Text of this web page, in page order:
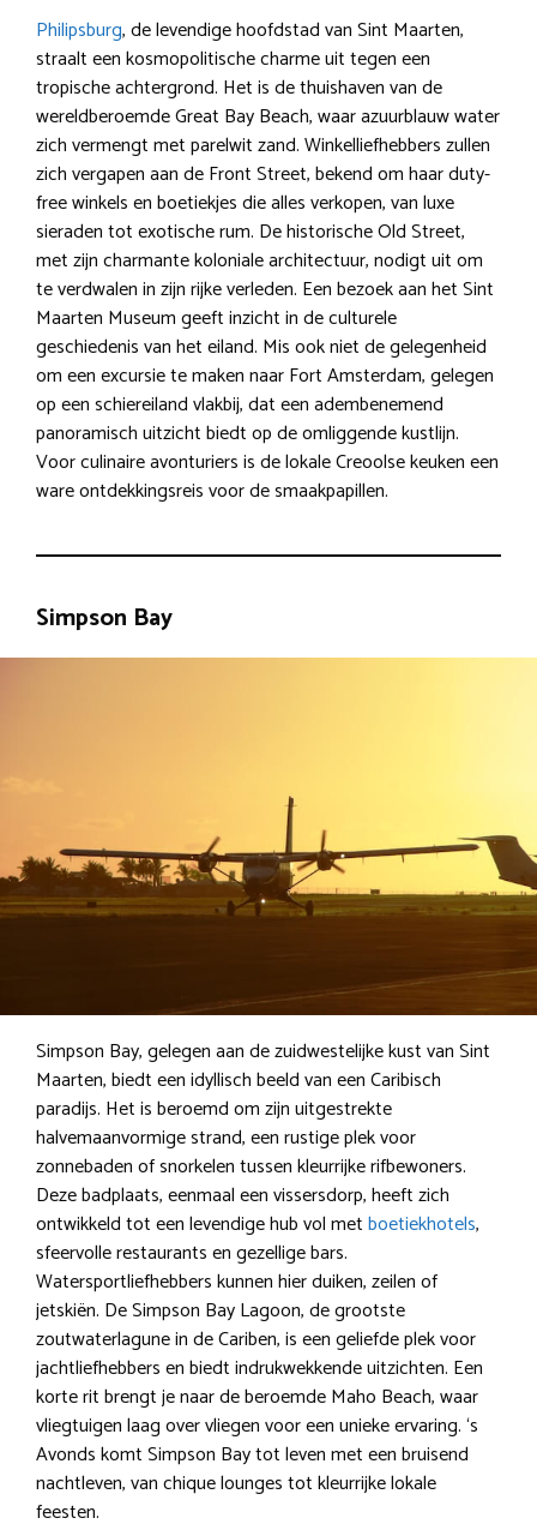
Philipsburg, de levendige hoofdstad van Sint Maarten,
straalt een kosmopolitische charme uit tegen een
tropische achtergrond. Het is de thuishaven van de
wereldberoemde Great Bay Beach, waar azuurblauw water
zich vermengt met parelwit zand. Winkelliefhebbers zullen
zich vergapen aan de Front Street, bekend om haar duty-
free winkels en boetiekjes die alles verkopen, van luxe
sieraden tot exotische rum. De historische Old Street,
met zijn charmante koloniale architectuur, nodigt uit om
te verdwalen in zijn rijke verleden. Een bezoek aan het Sint
Maarten Museum geeft inzicht in de culturele
geschiedenis van het eiland. Mis ook niet de gelegenheid
om een ​​excursie te maken naar Fort Amsterdam, gelegen
op een schiereiland vlakbij, dat een adembenemend
panoramisch uitzicht biedt op de omliggende kustlijn.
Voor culinaire avonturiers is de lokale Creoolse keuken een
ware ontdekkingsreis voor de smaakpapillen.
Simpson Bay
Simpson Bay, gelegen aan de zuidwestelijke kust van Sint
Maarten, biedt een idyllisch beeld van een Caribisch
paradijs. Het is beroemd om zijn uitgestrekte
halvemaanvormige strand, een rustige plek voor
zonnebaden of snorkelen tussen kleurrijke rifbewoners.
Deze badplaats, eenmaal een vissersdorp, heeft zich
ontwikkeld tot een levendige hub vol metboetiekhotels,
sfeervolle restaurants en gezellige bars.
Watersportliefhebbers kunnen hier duiken, zeilen of
jetskiën. De Simpson Bay Lagoon, de grootste
zoutwaterlagune in de Cariben, is een geliefde plek voor
jachtliefhebbers en biedt indrukwekkende uitzichten. Een
korte rit brengt je naar de beroemde Maho Beach, waar
vliegtuigen laag over vliegen voor een unieke ervaring. ‘s
Avonds komt Simpson Bay tot leven met een bruisend
nachtleven, van chique lounges tot kleurrijke lokale
feesten.